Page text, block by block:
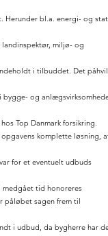
bl.a. energi- og
miljø- og
i tilbuddet. Det
og
Top Danmark forsikring.
komplette løsning,
for et eventuelt udbuds
medgået tid honoreres
påløbet sagen frem til
i udbud, da bygherre har